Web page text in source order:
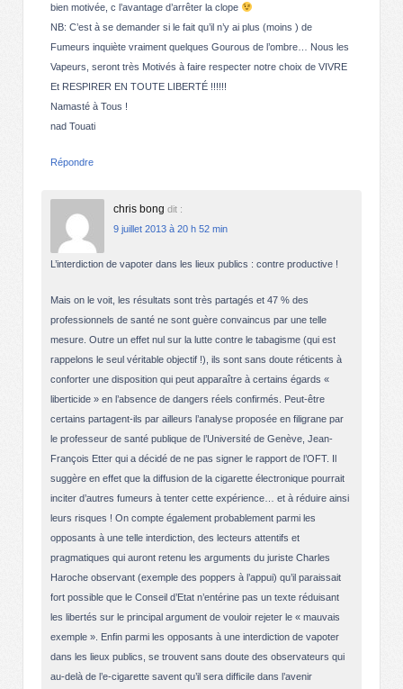
bien motivée, c l’avantage d’arrêter la clope
NB: C’est à se demander si le fait qu’il n’y ai plus (moins ) de
Fumeurs inquiète vraiment quelques Gourous de l’ombre… Nous les
Vapeurs, seront très Motivés à faire respecter notre choix de VIVRE
Et RESPIRER EN TOUTE LIBERTÉ !!!!!!
Namasté à Tous !
nad Touati
Répondre
chris bong dit :
9 juillet 2013 à 20 h 52 min
L’interdiction de vapoter dans les lieux publics : contre productive !
Mais on le voit, les résultats sont très partagés et 47 % des
professionnels de santé ne sont guère convaincus par une telle
mesure. Outre un effet nul sur la lutte contre le tabagisme (qui est
rappelons le seul véritable objectif !), ils sont sans doute réticents à
conforter une disposition qui peut apparaître à certains égards «
liberticide » en l’absence de dangers réels confirmés. Peut-être
certains partagent-ils par ailleurs l’analyse proposée en filigrane par
le professeur de santé publique de l’Université de Genève, Jean-
François Etter qui a décidé de ne pas signer le rapport de l’OFT. Il
suggère en effet que la diffusion de la cigarette électronique pourrait
inciter d’autres fumeurs à tenter cette expérience… et à réduire ainsi
leurs risques ! On compte également probablement parmi les
opposants à une telle interdiction, des lecteurs attentifs et
pragmatiques qui auront retenu les arguments du juriste Charles
Haroche observant (exemple des poppers à l’appui) qu’il paraissait
fort possible que le Conseil d’Etat n’entérine pas un texte réduisant
les libertés sur le principal argument de vouloir rejeter le « mauvais
exemple ». Enfin parmi les opposants à une interdiction de vapoter
dans les lieux publics, se trouvent sans doute des observateurs qui
au-delà de l’e-cigarette savent qu’il sera difficile dans l’avenir